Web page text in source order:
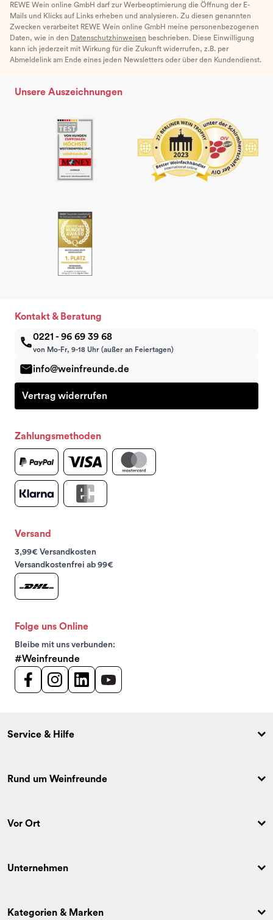
REWE Wein online GmbH darf zur Werbeoptimierung die Öffnung der E-
Mails und Klicks auf Links erheben und analysieren. Zu diesen genannten
Zwecken verarbeitet REWE Wein online GmbH meine personenbezogenen
Daten, wie in den Datenschutzhinweisen beschrieben. Diese Einwilligung
kann ich jederzeit mit Wirkung für die Zukunft widerrufen, z.B. per
Abmeldelink am Ende eines jeden Newsletters oder über den Kundendienst.
Unsere Auszeichnungen
Kontakt & Beratung
0221 - 96 69 39 68
von Mo-Fr, 9-18 Uhr (außer an Feiertagen)
info@weinfreunde.de
Vertrag widerrufen
Zahlungsmethoden
Versand
3,99€ Versandkosten
Versandkostenfrei ab 99€
Folge uns Online
Bleibe mit uns verbunden:
#Weinfreunde
Service & Hilfe
Rund um Weinfreunde
Vor Ort
Unternehmen
Kategorien & Marken